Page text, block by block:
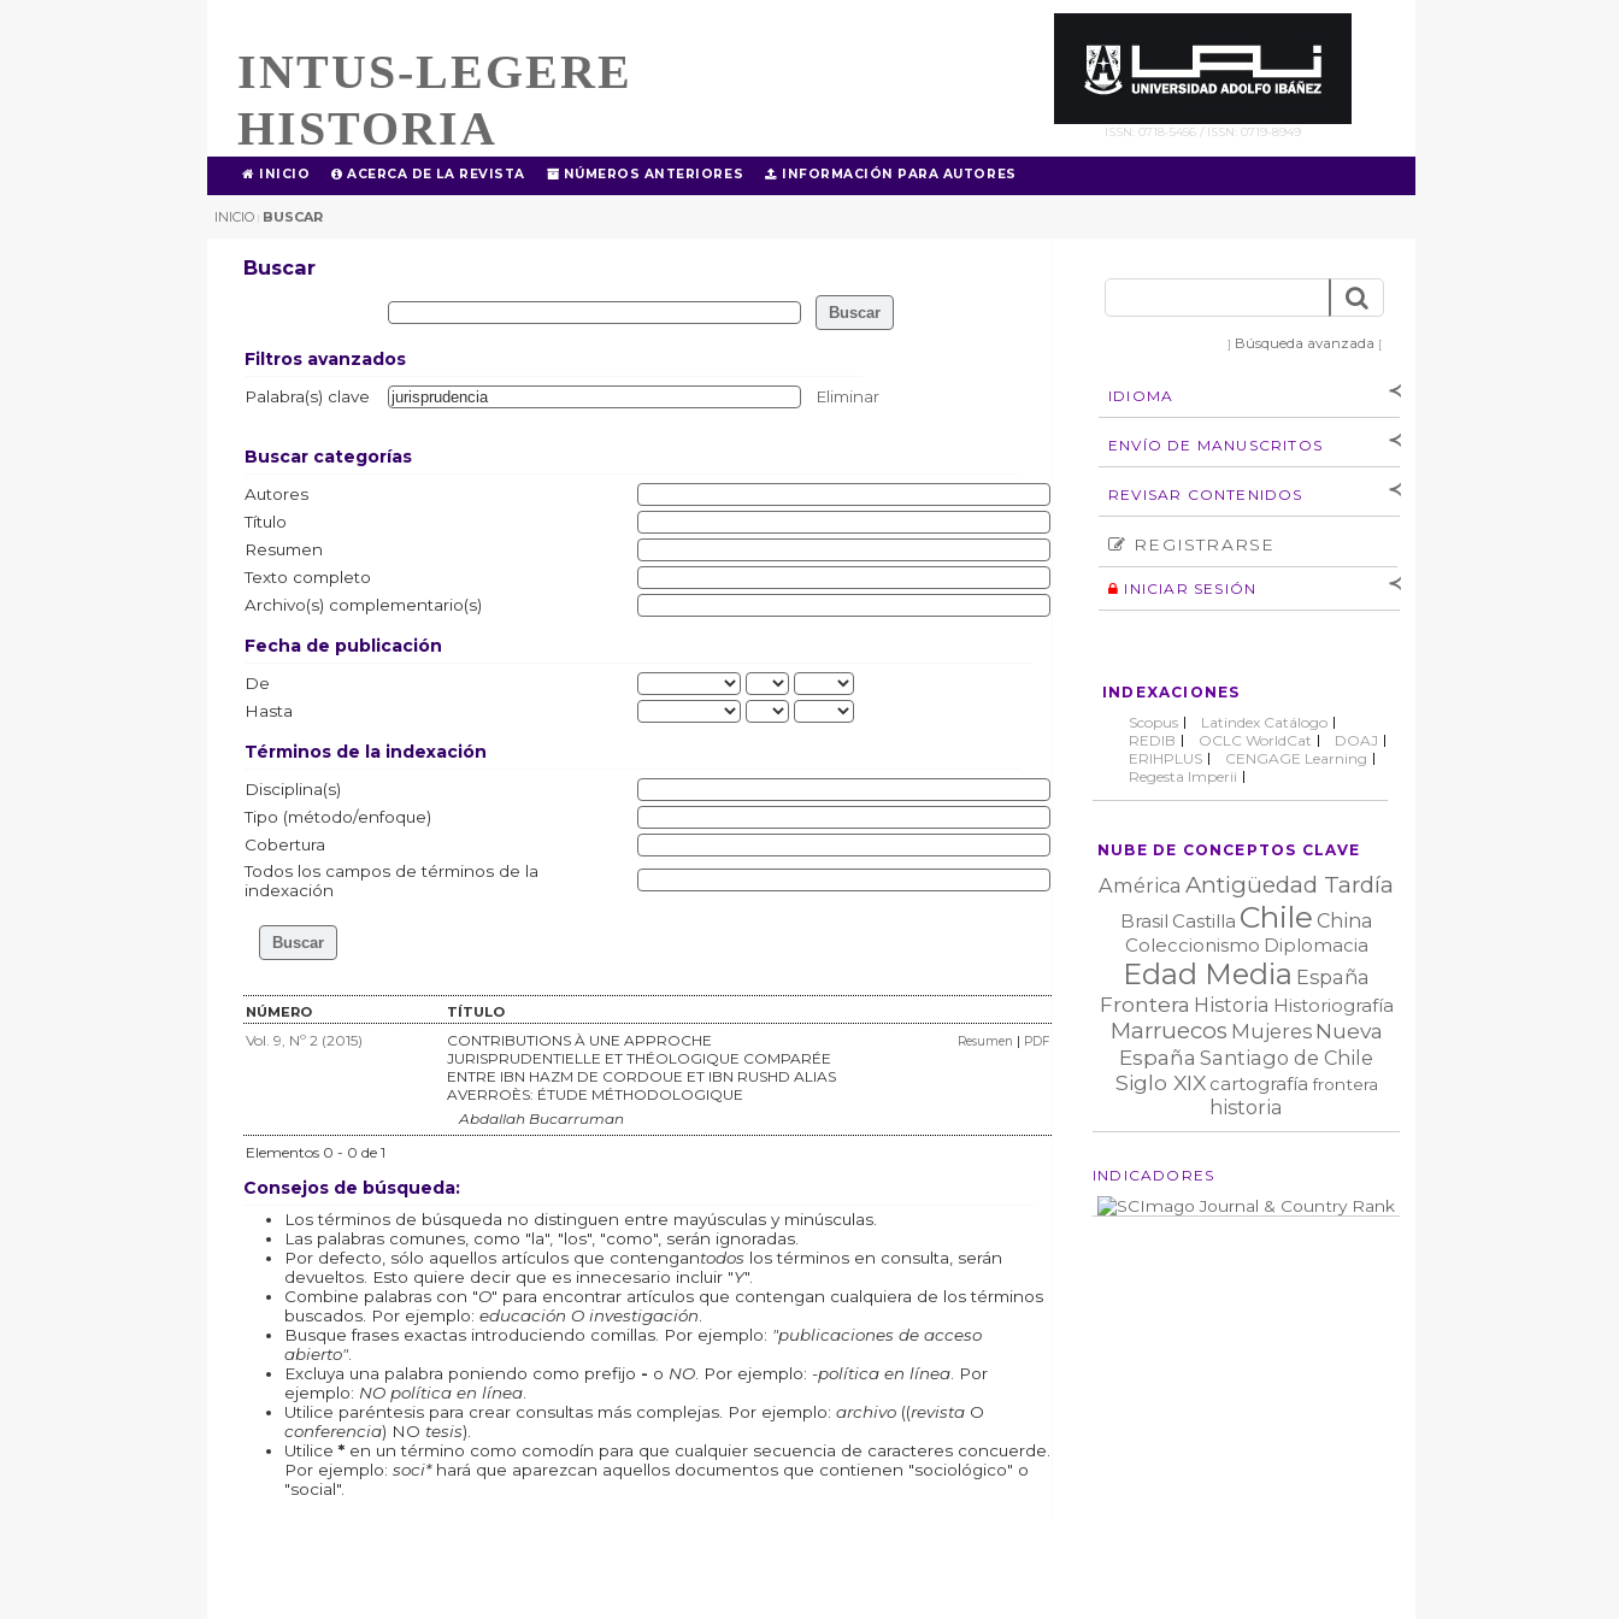
INTUS-LEGERE
HISTORIA
ISSN: 0718-5456 / ISSN: 0719-8949
INICIO ACERCA DE LA REVISTA NÚMEROS ANTERIORES INFORMACIÓN PARA AUTORES
INICIO | BUSCAR
] Búsqueda avanzada [
IDIOMA
[Español ] [English]
ENVÍO DE MANUSCRITOS
autores
Derechos de autoría
Normas éticas
REVISAR CONTENIDOS
Número
Autor
REGISTRARSE
INICIAR SESIÓN
INDEXACIONES
Scopus
Latindex Catálogo
REDIB
OCLC WorldCat
DOAJ
ERIHPLUS
CENGAGE Learning
Regesta Imperii
NUBE DE CONCEPTOS CLAVE
América Antigüedad Tardía
Brasil Castilla Chile China
Coleccionismo Diplomacia
Edad Media España
Frontera Historia Historiografía
Marruecos Mujeres Nueva
España Santiago de Chile
Siglo XIX cartografía frontera
historia
INDICADORES
Buscar
Filtros avanzados
Palabra(s) clave Eliminar
Buscar categorías
Autores
Título
Resumen
Texto completo
Archivo(s) complementario(s)
Fecha de publicación
De
Hasta
Términos de la indexación
Disciplina(s)
Tipo (método/enfoque)
Cobertura
Todos los campos de términos de la
indexación
NÚMERO TÍTULO
Vol. 9, Nº 2 (2015)
CONTRIBUTIONS À UNE APPROCHE
JURISPRUDENTIELLE ET THÉOLOGIQUE COMPARÉE
ENTRE IBN HAZM DE CORDOUE ET IBN RUSHD ALIAS
AVERROÈS: ÉTUDE MÉTHODOLOGIQUE
Abdallah Bucarruman
Resumen | PDF
Elementos 0 - 0 de 1
Consejos de búsqueda:
Los términos de búsqueda no distinguen entre mayúsculas y minúsculas.
Las palabras comunes, como "la", "los", "como", serán ignoradas.
Por defecto, sólo aquellos artículos que contengantodos los términos en consulta, serán
devueltos. Esto quiere decir que es innecesario incluir "Y".
Combine palabras con "O" para encontrar artículos que contengan cualquiera de los términos
buscados. Por ejemplo: educación O investigación
Busque frases exactas introduciendo comillas. Por ejemplo: "publicaciones de acceso
abierto".
Excluya una palabra poniendo como prefijo - o NO. Por ejemplo: -política en línea. Por
ejemplo: NO política en línea.
Utilice paréntesis para crear consultas más complejas. Por ejemplo: archivo((revistaO
conferencia) NO tesis).
Utilice *en un término como comodín para que cualquier secuencia de caracteres concuerde.
Por ejemplo: soci*hará que aparezcan aquellos documentos que contienen "sociológico" o
"social".